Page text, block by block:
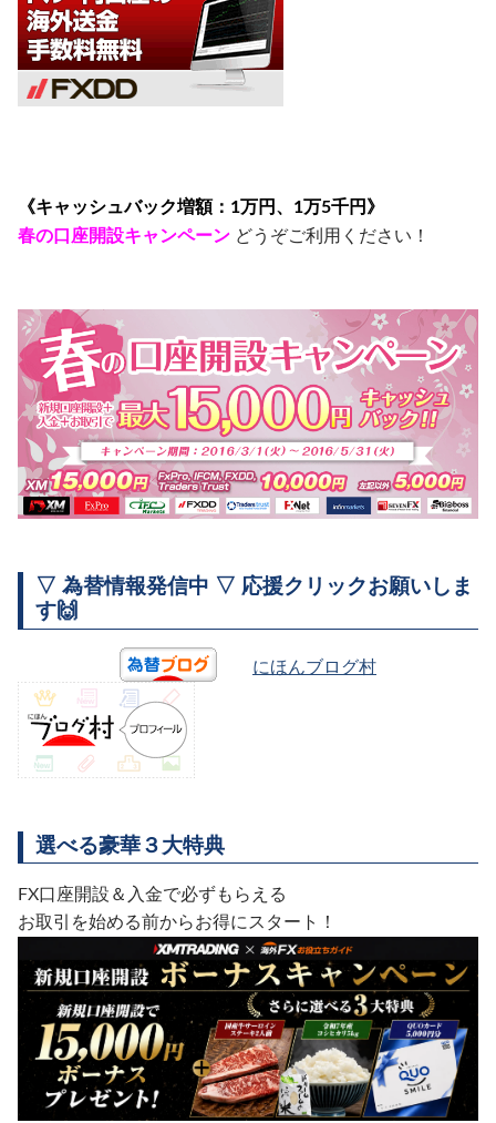
《キャッシュバック増額：1万円、1万5千円》
春の口座開設キャンペーン どうぞご利用ください！
▽ 為替情報発信中 ▽ 応援クリックお願いしま
す🙌
にほんブログ村
選べる豪華３大特典
FX口座開設＆入金で必ずもらえる
お取引を始める前からお得にスタート！